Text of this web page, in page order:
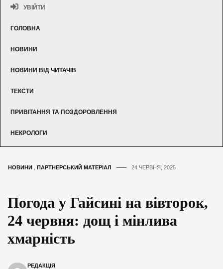
УВІЙТИ
ГОЛОВНА
НОВИНИ
НОВИНИ ВІД ЧИТАЧІВ
ТЕКСТИ
ПРИВІТАННЯ ТА ПОЗДОРОВЛЕННЯ
НЕКРОЛОГИ
НОВИНИ ПАРТНЕРСЬКИЙ МАТЕРІАЛ 24 ЧЕРВНЯ, 2025
Погода у Гайсині на вівторок,
24 червня: дощ і мінлива
хмарність
РЕДАКЦІЯ